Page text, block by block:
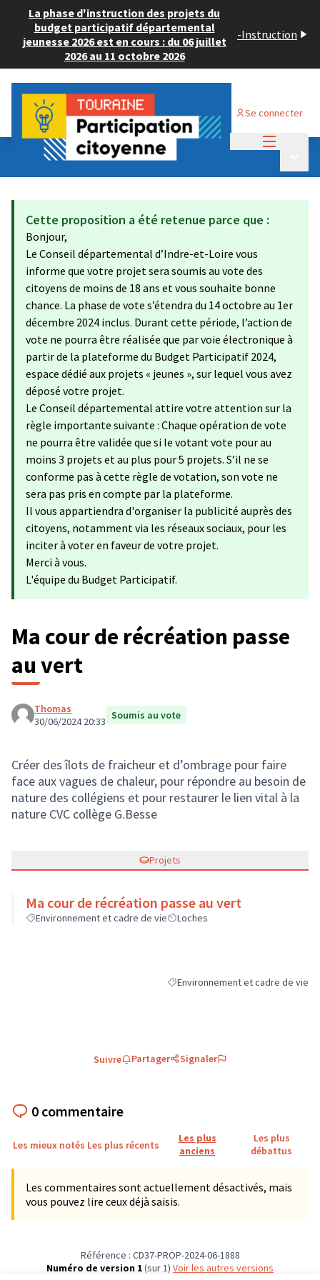
La phase d'instruction des projets du
budget participatif départemental
jeunesse 2026 est en cours : du 06 juillet
2026 au 11 octobre 2026
-Instruction
Se connecter
Budget Participatif JEUNESSE 2024
💡 Consulter les projets déposés
Cette proposition a été retenue parce que :
Bonjour,
Le Conseil départemental d’Indre-et-Loire vous
informe que votre projet sera soumis au vote des
citoyens de moins de 18 ans et vous souhaite bonne
chance. La phase de vote s’étendra du 14 octobre au 1er
décembre 2024 inclus. Durant cette période, l’action de
vote ne pourra être réalisée que par voie électronique à
partir de la plateforme du Budget Participatif 2024,
espace dédié aux projets « jeunes », sur lequel vous avez
déposé votre projet.
Le Conseil départemental attire votre attention sur la
règle importante suivante : Chaque opération de vote
ne pourra être validée que si le votant vote pour au
moins 3 projets et au plus pour 5 projets. S’il ne se
conforme pas à cette règle de votation, son vote ne
sera pas pris en compte par la plateforme.
Il vous appartiendra d'organiser la publicité auprès des
citoyens, notamment via les réseaux sociaux, pour les
inciter à voter en faveur de votre projet.
Merci à vous.
L'équipe du Budget Participatif.
Ma cour de récréation passe
au vert
Thomas
30/06/2024 20:33 Soumis au vote
Créer des îlots de fraicheur et d’ombrage pour faire
face aux vagues de chaleur, pour répondre au besoin de
nature des collégiens et pour restaurer le lien vital à la
nature CVC collège G.Besse
Projets
Ma cour de récréation passe au vert
Environnement et cadre de vie Loches
Filtrer les résultats de la catégorie
Environnement et cadre de vie
Suivre Partager Signaler
0 commentaire
Les mieux notés Les plus récents
Les plus
anciens
Les plus
débattus
Les commentaires sont actuellement désactivés, mais
vous pouvez lire ceux déjà saisis.
Référence : CD37-PROP-2024-06-1888
Numéro de version 1(sur 1)
voir les autres versions